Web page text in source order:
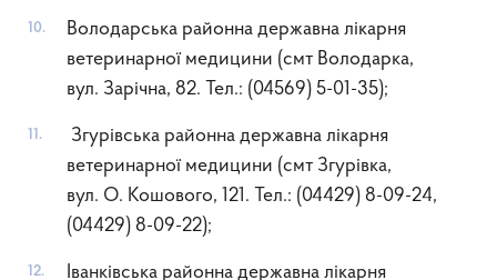
Володарська районна державна лікарня
ветеринарної медицини (смт Володарка,
вул. Зарічна, 82. Тел.: (04569) 5-01-35);
Згурівська районна державна лікарня
ветеринарної медицини (смт Згурівка,
вул. О. Кошового, 121. Тел.: (04429) 8-09-24,
(04429) 8-09-22);
Іванківська районна державна лікарня